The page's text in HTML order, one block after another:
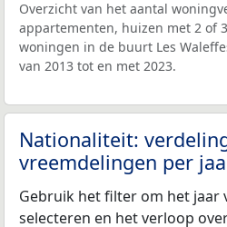
Overzicht van het aantal
appartementen, huizen met 2 of
woningen in de buurt Les
van 2013 tot en met 2023.
Nationaliteit:
vreemdelingen per
Gebruik het filter om het jaar
selecteren en het verloop